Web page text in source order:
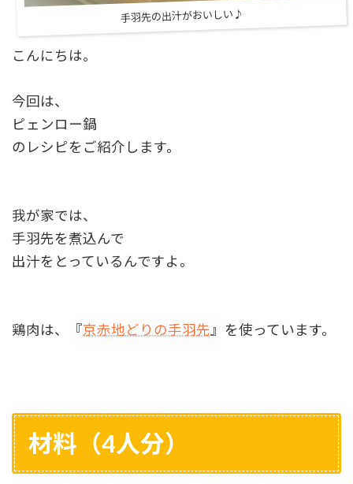
手羽先の出汁がおいしい♪
こんにちは。
今回は、
ピェンロー鍋
のレシピをご紹介します。
我が家では、
手羽先を煮込んで
出汁をとっているんですよ。
鶏肉は、『京赤地どりの手羽先』を使っています。
材料（4人分）